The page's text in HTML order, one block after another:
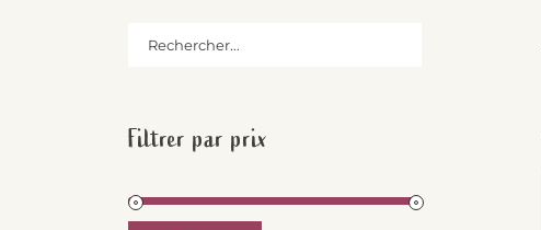
Filtrer par prix